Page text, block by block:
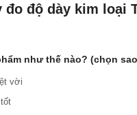
đo độ dày kim loại
như thế nào? (chọn
vời